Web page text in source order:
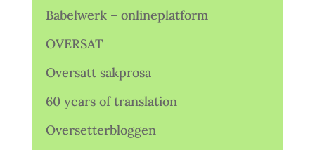
Babelwerk – onlineplatform
OVERSAT
Oversatt sakprosa
60 years of translation
Oversetterbloggen